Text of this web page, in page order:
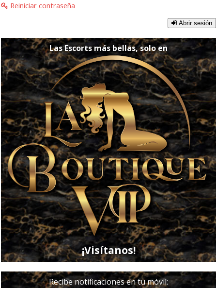
Reiniciar contraseña
Abrir sesión
Las Escorts más bellas, solo en
¡Visítanos!
Recibe notificaciones en tu móvil: